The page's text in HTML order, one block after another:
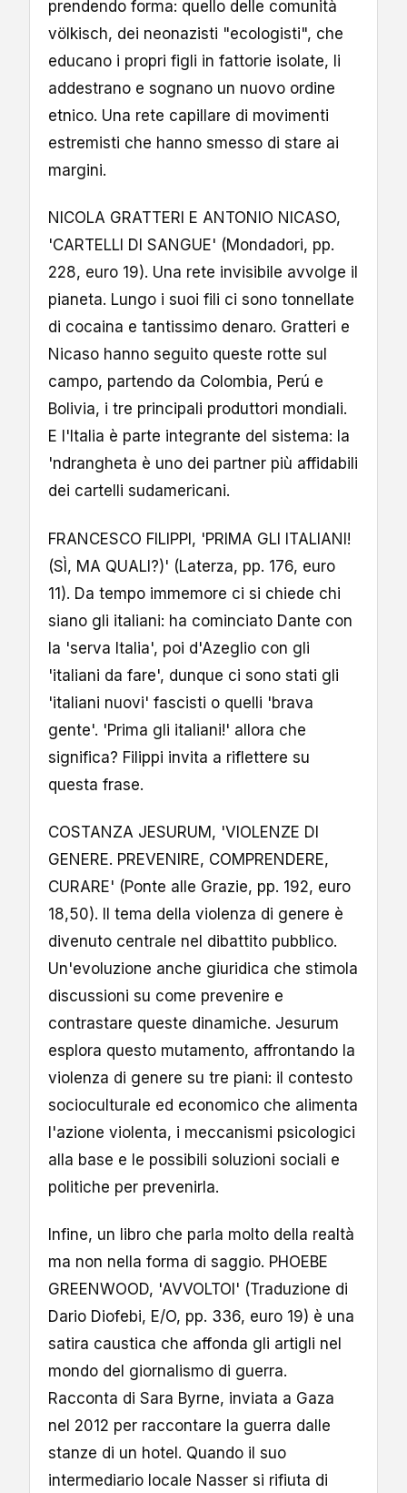
prendendo forma: quello delle comunità
völkisch, dei neonazisti "ecologisti", che
educano i propri figli in fattorie isolate, li
addestrano e sognano un nuovo ordine
etnico. Una rete capillare di movimenti
estremisti che hanno smesso di stare ai
margini.
NICOLA GRATTERI E ANTONIO NICASO,
'CARTELLI DI SANGUE' (Mondadori, pp.
228, euro 19). Una rete invisibile avvolge il
pianeta. Lungo i suoi fili ci sono tonnellate
di cocaina e tantissimo denaro. Gratteri e
Nicaso hanno seguito queste rotte sul
campo, partendo da Colombia, Perú e
Bolivia, i tre principali produttori mondiali.
E l'Italia è parte integrante del sistema: la
'ndrangheta è uno dei partner più affidabili
dei cartelli sudamericani.
FRANCESCO FILIPPI, 'PRIMA GLI ITALIANI!
(SÌ, MA QUALI?)' (Laterza, pp. 176, euro
11). Da tempo immemore ci si chiede chi
siano gli italiani: ha cominciato Dante con
la 'serva Italia', poi d'Azeglio con gli
'italiani da fare', dunque ci sono stati gli
'italiani nuovi' fascisti o quelli 'brava
gente'. 'Prima gli italiani!' allora che
significa? Filippi invita a riflettere su
questa frase.
COSTANZA JESURUM, 'VIOLENZE DI
GENERE. PREVENIRE, COMPRENDERE,
CURARE' (Ponte alle Grazie, pp. 192, euro
18,50). Il tema della violenza di genere è
divenuto centrale nel dibattito pubblico.
Un'evoluzione anche giuridica che stimola
discussioni su come prevenire e
contrastare queste dinamiche. Jesurum
esplora questo mutamento, affrontando la
violenza di genere su tre piani: il contesto
socioculturale ed economico che alimenta
l'azione violenta, i meccanismi psicologici
alla base e le possibili soluzioni sociali e
politiche per prevenirla.
Infine, un libro che parla molto della realtà
ma non nella forma di saggio. PHOEBE
GREENWOOD, 'AVVOLTOI' (Traduzione di
Dario Diofebi, E/O, pp. 336, euro 19) è una
satira caustica che affonda gli artigli nel
mondo del giornalismo di guerra.
Racconta di Sara Byrne, inviata a Gaza
nel 2012 per raccontare la guerra dalle
stanze di un hotel. Quando il suo
intermediario locale Nasser si rifiuta di